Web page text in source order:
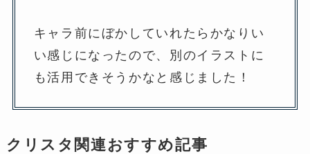
キャラ前にぼかしていれたらかなりい
い感じになったので、別のイラストに
も活用できそうかなと感じました！
クリスタ関連おすすめ記事